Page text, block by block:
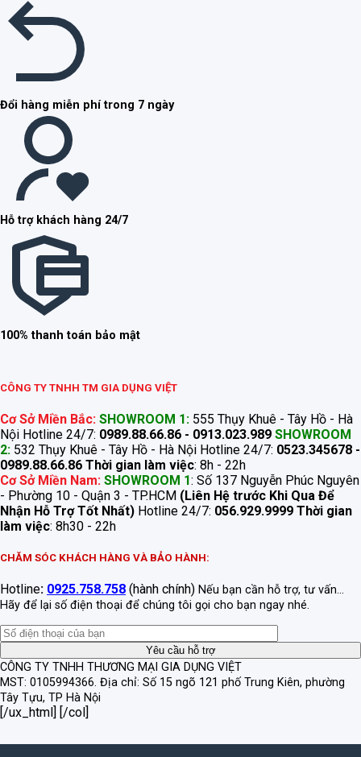
Đổi hàng miễn phí trong 7 ngày
Hỗ trợ khách hàng 24/7
100% thanh toán bảo mật
CÔNG TY TNHH TM GIA DỤNG VIỆT
Cơ Sở Miền Bắc: SHOWROOM 1: 555 Thụy Khuê - Tây Hồ - Hà
Nội Hotline 24/7: 0989.88.66.86 - 0913.023.989 SHOWROOM
2: 532 Thụy Khuê - Tây Hồ - Hà Nội Hotline 24/7: 0523.345678 -
0989.88.66.86 Thời gian làm việc: 8h - 22h
Cơ Sở Miền Nam: SHOWROOM 1: Số 137 Nguyễn Phúc Nguyên
- Phường 10 - Quận 3 - TP.HCM (Liên Hệ trước Khi Qua Để
Nhận Hỗ Trợ Tốt Nhất) Hotline 24/7: 056.929.9999 Thời gian
làm việc: 8h30 - 22h
CHĂM SÓC KHÁCH HÀNG VÀ BẢO HÀNH:
Hotline: 0925.758.758 (hành chính) Nếu bạn cần hỗ trợ, tư vấn...
Hãy để lại số điện thoại để chúng tôi gọi cho bạn ngay nhé.
CÔNG TY TNHH THƯƠNG MẠI GIA DỤNG VIỆT
MST: 0105994366. Địa chỉ: Số 15 ngõ 121 phố Trung Kiên, phường
Tây Tựu, TP Hà Nội
[/ux_html] [/col]